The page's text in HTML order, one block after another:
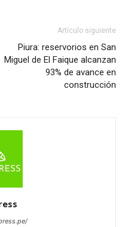
Artículo siguiente
Piura: reservorios en San
Miguel de El Faique alcanzan
93% de avance en
construcción